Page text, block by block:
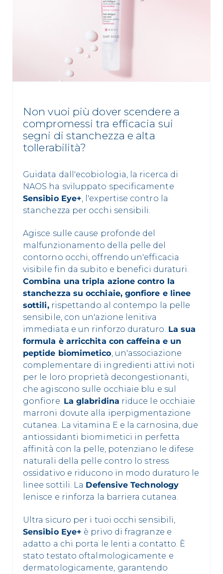
Non vuoi più dover scendere a
compromessi tra efficacia sui
segni di stanchezza e alta
tollerabilità?
Guidata dall'ecobiologia, la ricerca di
NAOS ha sviluppato specificamente
Sensibio Eye+ , l'expertise contro la
stanchezza per occhi sensibili.
Agisce sulle cause profonde del
malfunzionamento della pelle del
contorno occhi, offrendo un'efficacia
visibile fin da subito e benefici duraturi.
Combina una tripla azione contro la
stanchezza su occhiaie, gonfiore e linee
sottili,rispettando al contempo la pelle
sensibile, con un'azione lenitiva
immediata e un rinforzo duraturo. La sua
formula è arricchita con caffeina e un
peptide biomimetico , un'associazione
complementare di ingredienti attivi noti
per le loro proprietà decongestionanti,
che agiscono sulle occhiaie blu e sul
gonfiore. La glabridina riduce le occhiaie
marroni dovute alla iperpigmentazione
cutanea. La vitamina E e la carnosina, due
antiossidanti biomimetici in perfetta
affinità con la pelle, potenziano le difese
naturali della pelle contro lo stress
ossidativo e riducono in modo duraturo le
linee sottili. La Defensive Technology
lenisce e rinforza la barriera cutanea.
Ultra sicuro per i tuoi occhi sensibili,
Sensibio Eye+ è privo di fragranze e
adatto a chi porta le lenti a contatto. È
stato testato oftalmologicamente e
dermatologicamente, garantendo